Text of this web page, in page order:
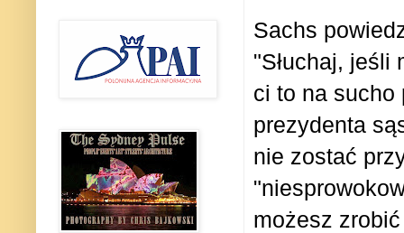
Sachs
"Słuchaj, jeśli
ci to na sucho
prezydenta
nie zostać
możesz